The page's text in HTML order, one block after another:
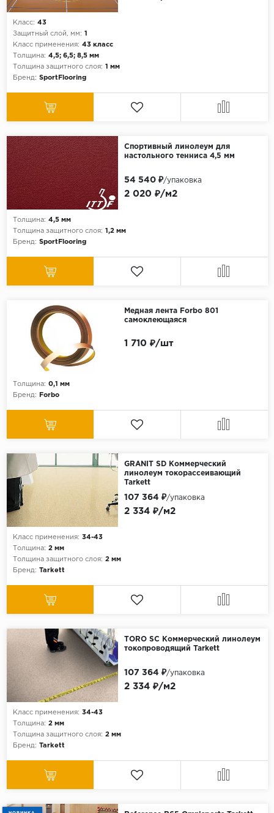
Класс: 43
Защитный слой, мм: 1
Класс применения: 43 класс
Толщина: 4,5; 6,5; 8,5 мм
Толщина защитного слоя: 1 мм
Бренд: SportFlooring
Спортивный линолеум для
настольного тенниса 4,5 мм
Толщина: 4,5 мм
Толщина защитного слоя: 1,2 мм
Бренд: SportFlooring
2 020 ₽/м2
54 540 ₽/упаковка
Медная лента Forbo 801
самоклеющаяся
Толщина: 0,1 мм
Бренд:
Forbo
1 710 ₽/шт
GRANIT SD Коммерческий
линолеум токорассеивающий
Tarkett
Класс применения: 34-43
Толщина: 2 мм
Толщина защитного слоя: 2 мм
Бренд: Tarkett
2 334 ₽/м2
107 364 ₽/упаковка
TORO SC Коммерческий линолеум
токопроводящий Tarkett
Класс применения: 34-43
Толщина: 2 мм
Толщина защитного слоя: 2 мм
Бренд: Tarkett
2 334 ₽/м2
107 364 ₽/упаковка